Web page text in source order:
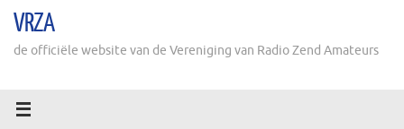
naarVRZA
de officiële website van de Vereniging van Radio Zend Amateurs